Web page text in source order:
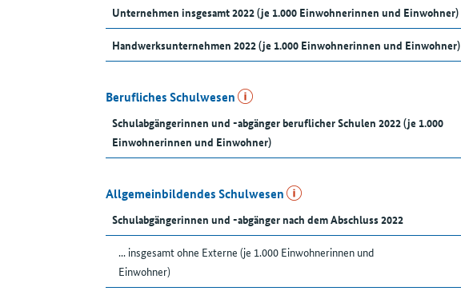
Unternehmen insgesamt 2022 (je 1.000 Einwohnerinnen und Einwohner)
Handwerksunternehmen 2022 (je 1.000 Einwohnerinnen und Einwohner)
Berufliches Schulwesen
Schulabgängerinnen und -abgänger beruflicher Schulen 2022 (je 1.000
Einwohnerinnen und Einwohner)
Allgemeinbildendes Schulwesen
Schulabgängerinnen und -abgänger nach dem Abschluss 2022
... insgesamt ohne Externe (je 1.000 Einwohnerinnen und
Einwohner)